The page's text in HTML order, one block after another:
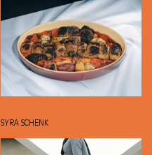
SYRA SCHENK